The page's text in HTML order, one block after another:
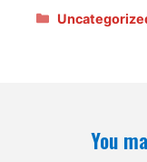
Categories
You